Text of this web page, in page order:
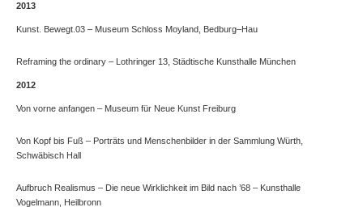
2013
Kunst. Bewegt.03 – Museum Schloss Moyland, Bedburg–Hau
Reframing the ordinary – Lothringer 13, Städtische Kunsthalle München
2012
Von vorne anfangen – Museum für Neue Kunst Freiburg
Von Kopf bis Fuß – Porträts und Menschenbilder in der Sammlung Würth,
Schwäbisch Hall
Aufbruch Realismus – Die neue Wirklichkeit im Bild nach ’68 – Kunsthalle
Vogelmann, Heilbronn